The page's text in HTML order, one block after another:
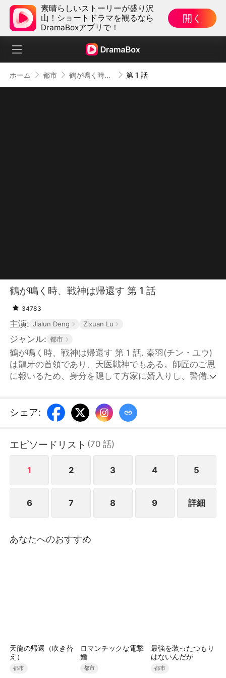
素晴らしいストーリーが盛り沢
山！ショートドラマを観るなら
DramaBoxアプリで！
開く
ホーム 都市 鶴が鳴く時、戦神は帰還す 第 1 話
鶴が鳴く時、戦神は帰還す 第 1 話
34783
主演: Jialun Deng Zixuan Lu
ジャンル: 都市
鶴が鳴く時、戦神は帰還す 第 1 話. 秦羽(チン・ユウ)
は龍牙の首領であり、天医戦神でもある。師匠のご恩
に報いるため、身分を隠して方家に婿入りし、警備員
エン)に浮気されただけでなく、方家親子揃って母を
死に追い詰められた。方家から散々屈辱を受けた秦羽
体を明かした。龍牙の戦士たちがひれ伏す中、彼は強
硬に離婚を宣言し、方家への復讐を始めた。その後、
秦羽は五年前に仕組まれた一夜の過ちによって、自分
ウウイ)は未婚のまま妊娠したことで家族に見捨てら
れ、一人で娘を育てながら苦しい生活を送っていた。
秦羽は再び警備員に扮し、偽装結婚という形で夏暁薇
日々が始まった――
シェア:
エピソードリスト (70 話)
1 2 3 4 5
6 7 8 9 詳細
あなたへのおすすめ
天龍の帰還（吹き替
え）
都市
ロマンチックな電撃
婚
都市
最強を装ったつもり
はないんだが
都市